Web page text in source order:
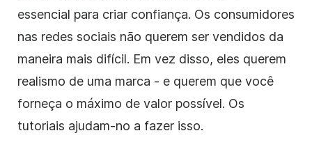
essencial para criar confiança. Os consumidores
nas redes sociais não querem ser vendidos da
maneira mais difícil. Em vez disso, eles querem
realismo de uma marca - e querem que você
forneça o máximo de valor possível. Os
tutoriais ajudam-no a fazer isso.